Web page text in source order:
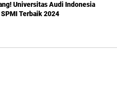
Universitas Audi Indonesia
Terbaik 2024